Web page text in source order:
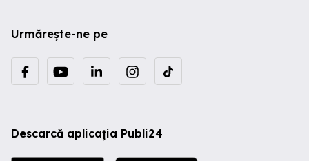
Urmărește-ne pe
Descarcă aplicația Publi24